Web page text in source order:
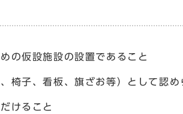
の仮設施設の設置であること
椅子、看板、旗ざお等）として認め
けること